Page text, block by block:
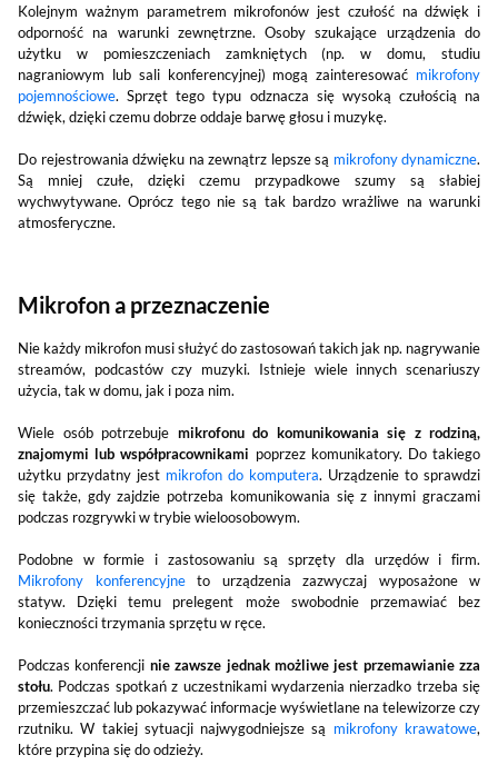
Kolejnym ważnym parametrem mikrofonów jest czułość na dźwięk i
odporność na warunki zewnętrzne. Osoby szukające urządzenia do
użytku w pomieszczeniach zamkniętych (np. w domu, studiu
nagraniowym lub sali konferencyjnej) mogą zainteresować mikrofony
pojemnościowe. Sprzęt tego typu odznacza się wysoką czułością na
dźwięk, dzięki czemu dobrze oddaje barwę głosu i muzykę.
Do rejestrowania dźwięku na zewnątrz lepsze są mikrofony dynamiczne.
Są mniej czułe, dzięki czemu przypadkowe szumy są słabiej
wychwytywane. Oprócz tego nie są tak bardzo wrażliwe na warunki
atmosferyczne.
Mikrofon a przeznaczenie
Nie każdy mikrofon musi służyć do zastosowań takich jak np. nagrywanie
streamów, podcastów czy muzyki. Istnieje wiele innych scenariuszy
użycia, tak w domu, jak i poza nim.
Wiele osób potrzebuje mikrofonu do komunikowania się z rodziną,
znajomymi lub współpracownikami poprzez komunikatory. Do takiego
użytku przydatny jest mikrofon do komputera. Urządzenie to sprawdzi
się także, gdy zajdzie potrzeba komunikowania się z innymi graczami
podczas rozgrywki w trybie wieloosobowym.
Podobne w formie i zastosowaniu są sprzęty dla urzędów i firm.
Mikrofony konferencyjneto urządzenia zazwyczaj wyposażone w
statyw. Dzięki temu prelegent może swobodnie przemawiać bez
konieczności trzymania sprzętu w ręce.
Podczas konferencji nie zawsze jednak możliwe jest przemawianie zza
stołu. Podczas spotkań z uczestnikami wydarzenia nierzadko trzeba się
przemieszczać lub pokazywać informacje wyświetlane na telewizorze czy
rzutniku. W takiej sytuacji najwygodniejsze są mikrofony krawatowe,
które przypina się do odzieży.